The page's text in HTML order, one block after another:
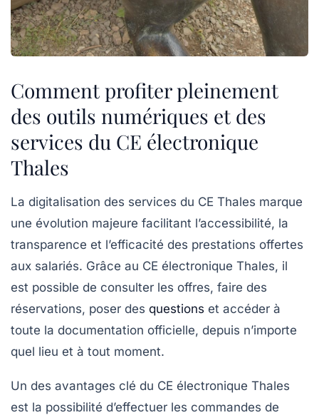
Comment profiter pleinement
des outils numériques et des
services du CE électronique
Thales
La digitalisation des services du CE Thales marque
une évolution majeure facilitant l’accessibilité, la
transparence et l’efficacité des prestations offertes
aux salariés. Grâce au CE électronique Thales, il
est possible de consulter les offres, faire des
réservations, poser des questions et accéder à
toute la documentation officielle, depuis n’importe
quel lieu et à tout moment.
Un des avantages clé du CE électronique Thales
est la possibilité d’effectuer les commandes de